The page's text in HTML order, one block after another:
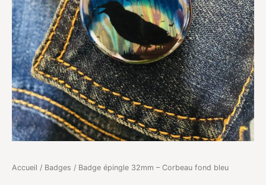
Accueil / Badges / Badge épingle 32mm – Corbeau fond bleu